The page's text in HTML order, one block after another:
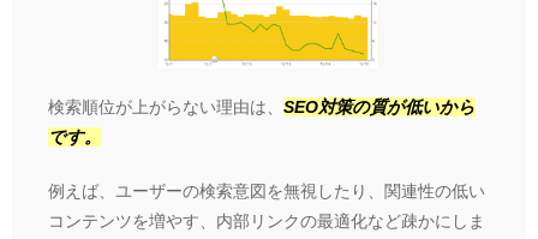
検索順位が上がらない理由は、 SEO対策の質が低いから
です。
例えば、ユーザーの検索意図を無視したり、関連性の低い
コンテンツを増やす、内部リンクの最適化など疎かにしま